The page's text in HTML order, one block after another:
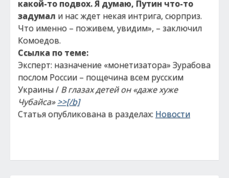
какой-то подвох. Я думаю, Путин что-то
задумал и нас ждет некая интрига, сюрприз.
Что именно – поживем, увидим», – заключил
Комоедов.
Ссылка по теме:
Эксперт: назначение «монетизатора» Зурабова
послом России – пощечина всем русским
Украины / В глазах детей он «даже хуже
Чубайса»>>[/b]
Статья опубликована в разделах: Новости